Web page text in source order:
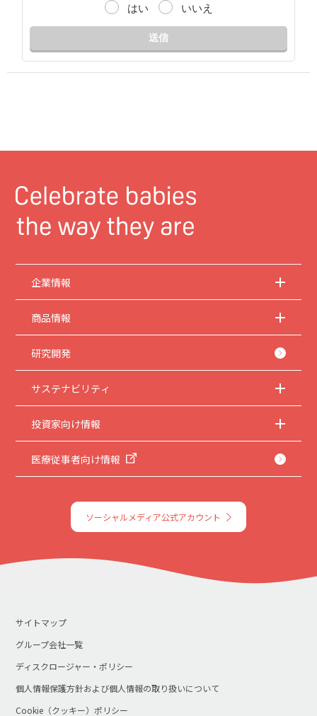
はい いいえ
送信
企業情報
商品情報
研究開発
サステナビリティ
投資家向け情報
医療従事者向け情報
ソーシャルメディア公式アカウント
サイトマップ
グループ会社一覧
ディスクロージャー・ポリシー
個人情報保護方針および個人情報の取り扱いについて
Cookie（クッキー）ポリシー